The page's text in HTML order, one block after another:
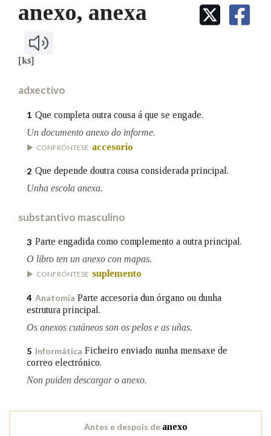
IDENTIDADE CORPORATIVA
MARCIAL DEL ADALID
FIGURAS HOMENAXEADAS
Facebook
TwitterYoutubeInstagram
Bluesky
BUSCAR NOS LEMAS
Comeza por
Remata por
Contén
BUSCAR NO CONTIDO
Nas definicións
Nos exemplos
Na fraseoloxía
OUTRAS OPCIÓNS DE BUSCA
Marcas gramaticais
anexo, anexa
[ks]
adxectivo
1 Que completa outra cousa á que se engade.
Un documento anexo do informe.
CONFRÓNTESE accesorio
2 Que depende doutra cousa considerada principal.
Unha escola anexa.
substantivo masculino
3 Parte engadida como complemento a outra principal.
O libro ten un anexo con mapas.
CONFRÓNTESE suplemento
4 Anatomía Parte accesoria dun órgano ou dunha
estrutura principal.
Os anexos cutáneos son os pelos e as uñas.
5 Informática Ficheiro enviado nunha mensaxe de
correo electrónico.
Non puiden descargar o anexo.
Antes e despois de anexo